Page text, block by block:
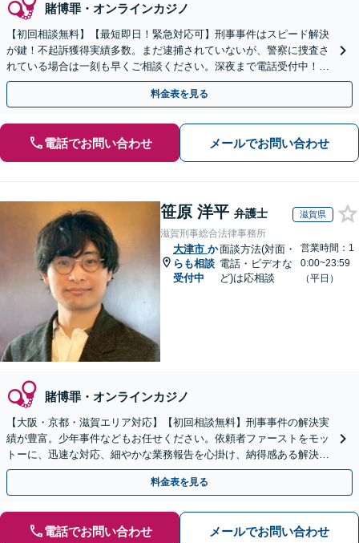
賭博罪・オンラインカジノ
【初回相談無料】【最短即日！緊急対応可】刑事事件はスピード解決
が鍵！不起訴獲得実績多数。まだ逮捕されていないが、警察に捜査さ
れている場合は一刻も早くご相談ください。深夜まで電話受付中！痴
漢／盗撮／のぞき／その他性犯罪など
料金表を見る
電話でお問い合わせ メールでお問い合わせ
笹原 洋平 弁護士 滋賀県
滋賀刑事総合法律事務所
大津市 か
らも相談
受付中
面談方法(対面・
電話・ビデオな
ど)は応相談
営業時間：1
0:00~23:59
（平日）
賭博罪・オンラインカジノ
【大阪・京都・滋賀エリア対応】【初回相談無料】刑事事件の解決実
績が豊富。少年事件などもお任せください。依頼者ファーストをモッ
トーに、迅速な対応、細やかな業務報告を心掛け、納得感ある解決を
目指します【来所不要で完結OK】
料金表を見る
電話でお問い合わせ メールでお問い合わせ